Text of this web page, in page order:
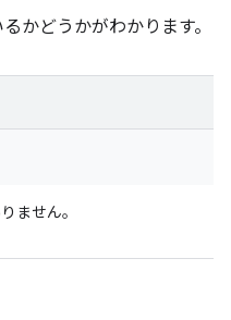
かどうかがわかります。
ません。